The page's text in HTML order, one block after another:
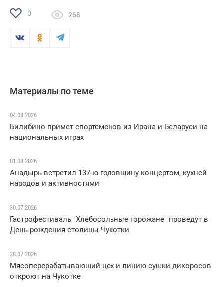
0 268
Материалы по теме
04.08.2026
Билибино примет спортсменов из Ирана и Беларуси на
национальных играх
01.08.2026
Анадырь встретил 137-ю годовщину концертом, кухней
народов и активностями
30.07.2026
Гастрофестиваль "Хлебосольные горожане" проведут в
День рождения столицы Чукотки
28.07.2026
Мясоперерабатывающий цех и линию сушки дикоросов
откроют на Чукотке